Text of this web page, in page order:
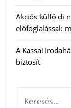
Akciós külföldi
előfoglalással:
A Kassai
biztosít